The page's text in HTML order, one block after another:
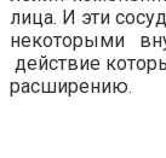
лица. И эти
некоторыми
действие
расширению.